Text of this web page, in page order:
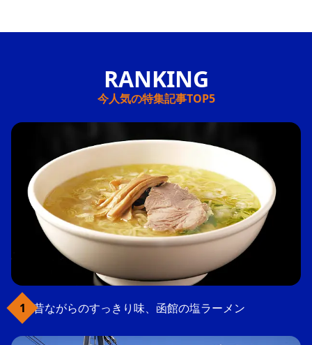
今人気の特集記事TOP5
昔ながらのすっきり味、函館の塩ラーメン